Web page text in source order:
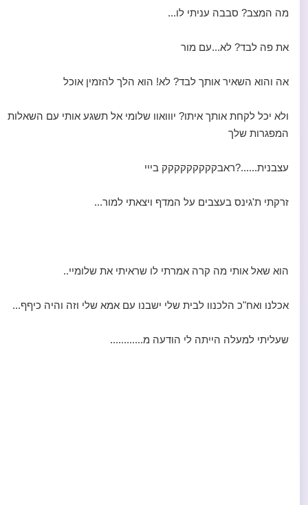
מה המצב? סבבה עניתי לו...
את פה לבד? לא...עם מור
אה והוא השאיר אותך לבד? לא! הוא הלך להזמין אוכל
ולא יכל לקחת אותך איתו? יווואוו שלומי אל תשגע אותי עם השאלות
המפגרות שלך
עצבנית......?ראבקקקקקקקקק בייי
זרקתי ת'גינס בעצבים על המדף ויצאתי למור...
הוא שאל אותי מה קרה אמרתי לו שראיתי את שלומיי..
אכלנו ואח"כ הלכנוו לבית שלי ישבנו עם אמא שלי וזה והיה כיףף...
שעליתי למעלה הייתה לי הודעה מ............